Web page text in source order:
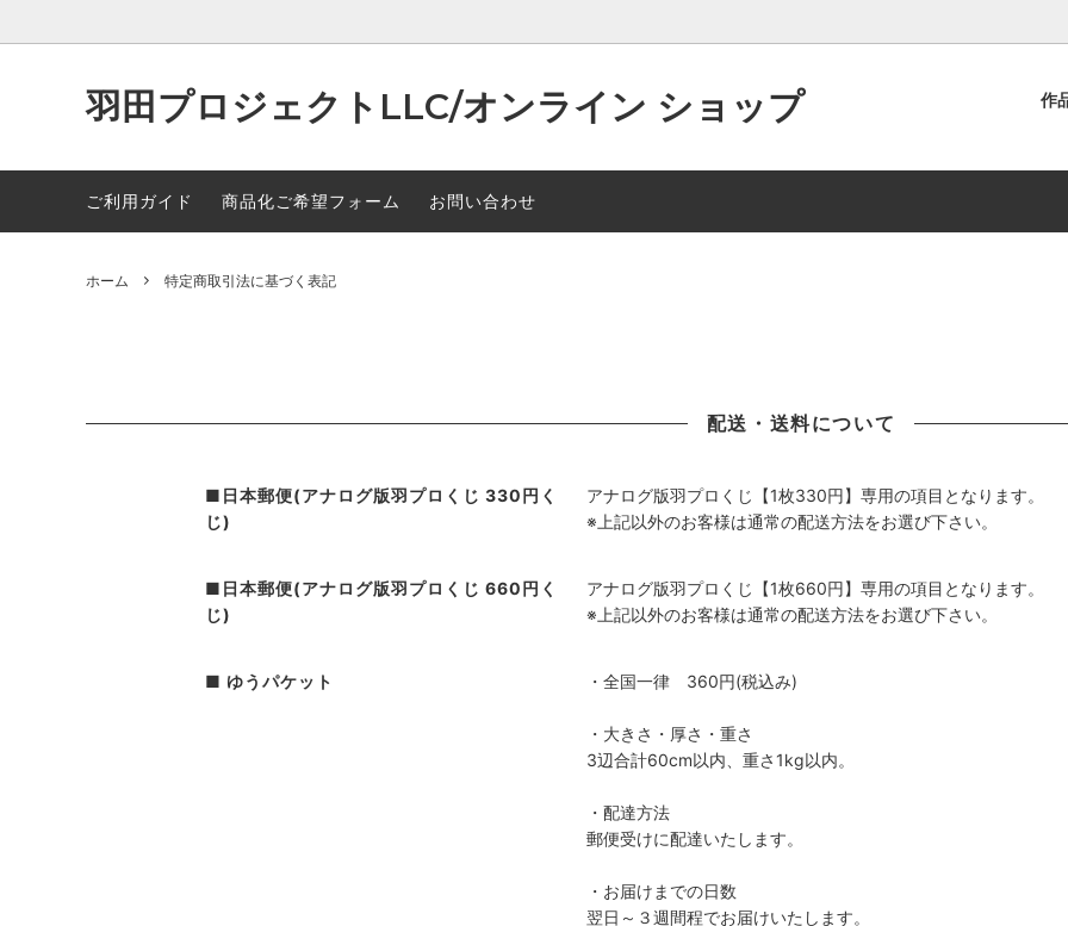
羽田プロジェクトLLC/オンライン ショップ 作
英雄伝説 界の軌跡 英雄伝説 空の軌跡 英雄伝説 零の軌跡
英雄伝説 閃の軌跡
フィー・クラウゼル エリオット・クレイグ ラウラ・S・アルゼイド
エマ・ミルスティン
リーシャ・マオ ワジ・ヘミスフィア ノエル・シーカー
トワ・ハーシェル ヴァン・アークライド アニエス・クローデル
フランドール・スカーレット レミリア・スカーレット
ご利用ガイド 商品化ご希望フォーム お問い合わせ
ホーム 特定商取引法に基づく表記
配送・送料について
■日本郵便(アナログ版羽プロくじ 330円く
じ)
アナログ版羽プロくじ【1枚330円】専用の項目となります。
※上記以外のお客様は通常の配送方法をお選び下さい。
■日本郵便(アナログ版羽プロくじ 660円く
じ)
アナログ版羽プロくじ【1枚660円】専用の項目となります。
※上記以外のお客様は通常の配送方法をお選び下さい。
■ ゆうパケット ・全国一律 360円(税込み)
・大きさ・厚さ・重さ
3辺合計60cm以内、重さ1kg以内。
・配達方法
郵便受けに配達いたします。
・お届けまでの日数
翌日～３週間程でお届けいたします。